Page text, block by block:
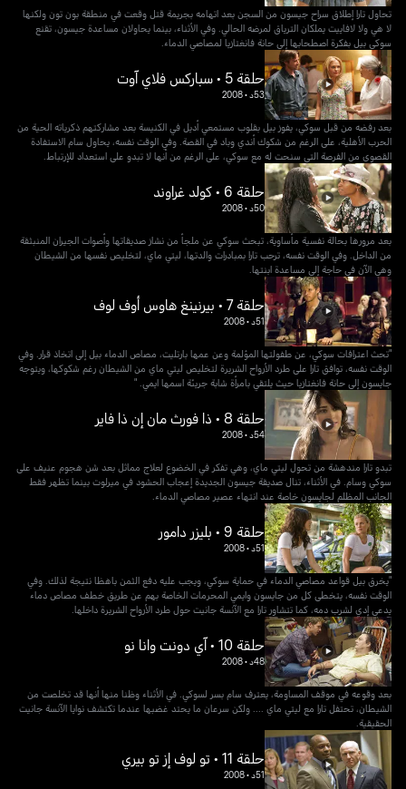
تحاول تارا إطلاق سراح جيسون من السجن بعد اتهامه بجريمة قتل وقعت في منطقة بون تون ولكنها
لا هي ولا لافاييت يملكان الترياق لمرضه الحالي. وفي الأثناء، بينما يحاولان مساعدة جيسون، تقنع
سوكي بيل بفكرة اصطحابها إلى حانة فانغتازيا لمصاصي الدماء.
حلقة 5 • سباركس فلاي آوت
53د •
2008
بعد رفضه من قبل سوكي، يفوز بيل بقلوب مستمعي أديل في الكنيسة بعد مشاركتهم ذكرياته الحية من
الحرب الأهلية، على الرغم من شكوك أندي وباد في القصة. وفي الوقت نفسه، يحاول سام الاستفادة
القصوى من الفرصة التي سنحت له مع سوكي، على الرغم من أنها لا تبدو على استعداد للإرتباط.
حلقة 6 • كولد غراوند
50د •
2008
بعد مرورها بحالة نفسية مأساوية، تبحث سوكي عن ملجأ من نشاز صديقاتها وأصوات الجيران المنبثقة
من الداخل. وفي الوقت نفسه، ترحب تارا بمبادرات والدتها، ليتي ماي، لتخليص نفسها من الشيطان
وهي الآن في حاجة إلى مساعدة ابنتها.
حلقة 7 • بيرنينغ هاوس أوف لوف
51د •
2008
"تحث اعترافات سوكي، عن طفولتها المؤلمة وعن عمها بارتليت، مصاص الدماء بيل إلى اتخاذ قرار. وفي
الوقت نفسه، توافق تارا على طرد الأرواح الشريرة لتخليص ليتي ماي من الشيطان رغم شكوكها، ويتوجه
جايسون إلى حانة فانغتازيا حيث يلتقي بامرأة شابة جريئة اسمها ايمي. "
حلقة 8 • ذا فورث مان إن ذا فاير
54د •
2008
تبدو تارا مندهشة من تحول ليتي ماي، وهي تفكر في الخضوع لعلاج مماثل بعد شن هجوم عنيف على
سوكي وسام. في الأثناء، تنال صديقة جيسون الجديدة إعجاب الحشود في ميرلوت بينما تظهر فقط
الجانب المظلم لجايسون خاصة عند انتهاء عصير مصاصي الدماء.
حلقة 9 • بليزر دامور
51د •
2008
"يخرق بيل قواعد مصاصي الدماء في حماية سوكي، ويجب عليه دفع الثمن باهظا نتيجة لذلك. وفي
الوقت نفسه، يتخطى كل من جايسون وايمي المحرمات الخاصة بهم عن طريق خطف مصاص دماء
يدعى إدي لشرب دمه، كما تتشاور تارا مع الآنسة جانيت حول طرد الأرواح الشريرة داخلها.
حلقة 10 • آي دونت وانا نو
48د •
2008
بعد وقوعه في موقف المساومة، يعترف سام بسر لسوكي. في الأثناء وظنا منها أنها قد تخلصت من
الشيطان، تحتفل تارا مع ليتي ماي .... ولكن سرعان ما يحتد غضبها عندما تكتشف نوايا الآنسة جانيت
الحقيقية.
حلقة 11 • تو لوف إز تو بيري
51د •
2008